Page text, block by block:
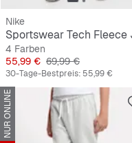
Nike
4 Farben
Preis
55,99 € Originalpreis
69,99 €
30-Tage-Bestpreis: 55,99 €
NUR ONLINE